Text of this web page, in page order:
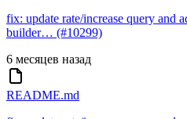
fix: update rate/increase query and
builder… (#10299)
6 месяцев назад
README.md